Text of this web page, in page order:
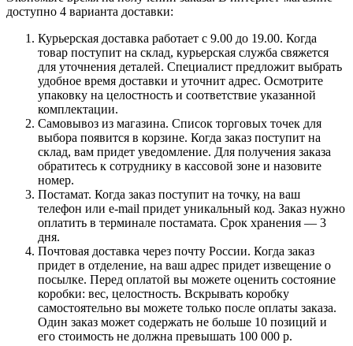
доступно 4 варианта доставки:
Курьерская доставка работает с 9.00 до 19.00. Когда
товар поступит на склад, курьерская служба свяжется
для уточнения деталей. Специалист предложит выбрать
удобное время доставки и уточнит адрес. Осмотрите
упаковку на целостность и соответствие указанной
комплектации.
Самовывоз из магазина. Список торговых точек для
выбора появится в корзине. Когда заказ поступит на
склад, вам придет уведомление. Для получения заказа
обратитесь к сотруднику в кассовой зоне и назовите
номер.
Постамат. Когда заказ поступит на точку, на ваш
телефон или e-mail придет уникальный код. Заказ нужно
оплатить в терминале постамата. Срок хранения — 3
дня.
Почтовая доставка через почту России. Когда заказ
придет в отделение, на ваш адрес придет извещение о
посылке. Перед оплатой вы можете оценить состояние
коробки: вес, целостность. Вскрывать коробку
самостоятельно вы можете только после оплаты заказа.
Один заказ может содержать не больше 10 позиций и
его стоимость не должна превышать 100 000 р.